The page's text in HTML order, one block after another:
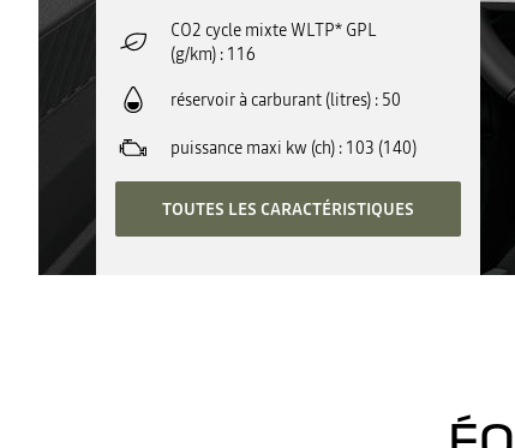
CO2 cycle mixte WLTP* GPL
(g/km) 116
réservoir à carburant (litres) 50
puissance maxi kw (ch) 103 (140)
TOUTES LES CARACTÉRISTIQUES